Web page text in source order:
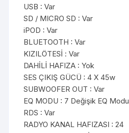
USB : Var
SD / MICRO SD : Var
iPOD : Var
BLUETOOTH : Var
KIZILÖTESİ : Var
DAHİLİ HAFIZA : Yok
SES ÇIKIŞ GÜCÜ : 4 X 45w
SUBWOOFER OUT : Var
EQ MODU : 7 Değişik EQ Modu
RDS : Var
RADYO KANAL HAFIZASI : 24